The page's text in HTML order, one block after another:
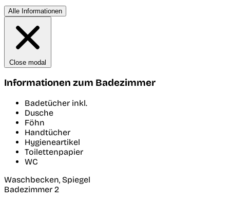
Alle Informationen
Close modal
Informationen zum Badezimmer
Badetücher inkl.
Dusche
Föhn
Handtücher
Hygieneartikel
Toilettenpapier
WC
Waschbecken, Spiegel
Badezimmer 2